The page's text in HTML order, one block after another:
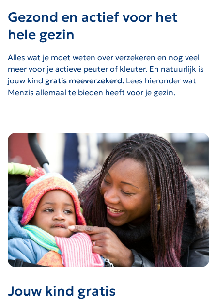
Gezond en actief voor het
hele gezin
Alles wat je moet weten over verzekeren en nog veel
meer voor je actieve peuter of kleuter. En natuurlijk is
jouw kind gratis meeverzekerd. Lees hieronder wat
Menzis allemaal te bieden heeft voor je gezin.
Jouw kind gratis